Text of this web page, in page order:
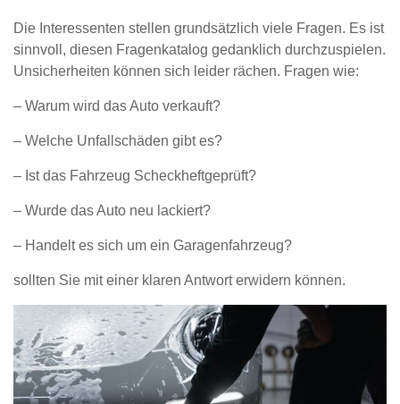
Die Interessenten stellen grundsätzlich viele Fragen. Es ist
sinnvoll, diesen Fragenkatalog gedanklich durchzuspielen.
Unsicherheiten können sich leider rächen. Fragen wie:
– Warum wird das Auto verkauft?
– Welche Unfallschäden gibt es?
– Ist das Fahrzeug Scheckheftgeprüft?
– Wurde das Auto neu lackiert?
– Handelt es sich um ein Garagenfahrzeug?
sollten Sie mit einer klaren Antwort erwidern können.